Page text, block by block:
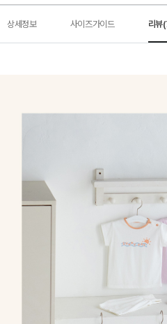
상세정보 사이즈가이드 리뷰